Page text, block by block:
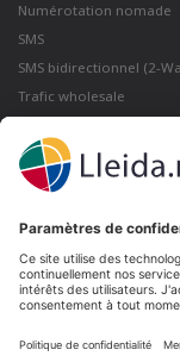
Numérotation nomade
SMS
SMS bidirectionnel (2-
Trafic wholesale
Lleida ·
Santiago de